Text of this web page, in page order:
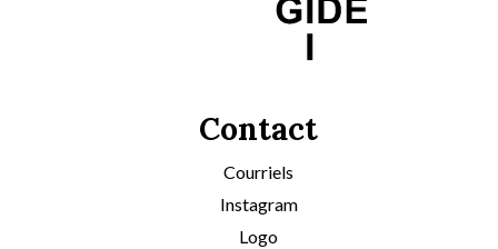
Contact
Courriels
Instagram
Logo